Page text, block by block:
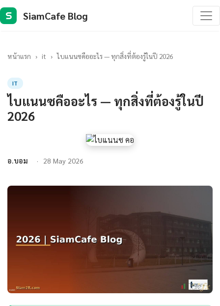
S SiamCafe Blog
หน้าแรก › it › ไบแนนซคืออะไร — ทุกสิ่งที่ต้องรู้ในปี 2026
IT
ไบแนนซคืออะไร — ทุกสิ่งที่ต้องรู้ในปี
2026
อ.บอม 28 May 2026